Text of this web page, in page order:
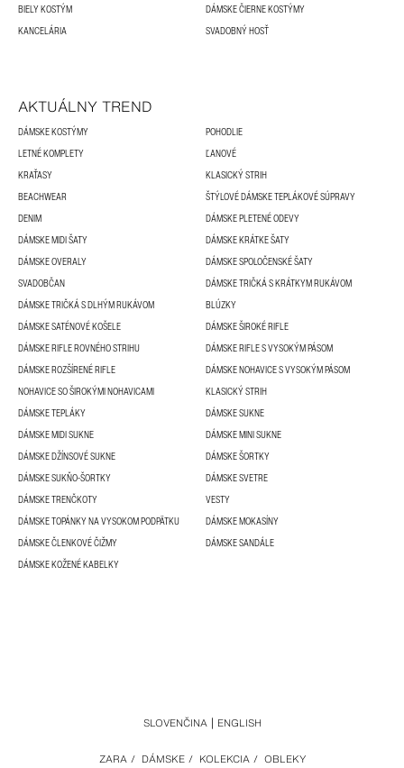
BIELY KOSTÝM
DÁMSKE ČIERNE KOSTÝMY
KANCELÁRIA
SVADOBNÝ HOSŤ
AKTUÁLNY TREND
DÁMSKE KOSTÝMY
POHODLIE
LETNÉ KOMPLETY
ĽANOVÉ
KRAŤASY
KLASICKÝ STRIH
BEACHWEAR
ŠTÝLOVÉ DÁMSKE TEPLÁKOVÉ SÚPRAVY
DENIM
DÁMSKE PLETENÉ ODEVY
DÁMSKE MIDI ŠATY
DÁMSKE KRÁTKE ŠATY
DÁMSKE OVERALY
DÁMSKE SPOLOČENSKÉ ŠATY
SVADOBČAN
DÁMSKE TRIČKÁ S KRÁTKYM RUKÁVOM
DÁMSKE TRIČKÁ S DLHÝM RUKÁVOM
BLÚZKY
DÁMSKE SATÉNOVÉ KOŠELE
DÁMSKE ŠIROKÉ RIFLE
DÁMSKE RIFLE ROVNÉHO STRIHU
DÁMSKE RIFLE S VYSOKÝM PÁSOM
DÁMSKE ROZŠÍRENÉ RIFLE
DÁMSKE NOHAVICE S VYSOKÝM PÁSOM
NOHAVICE SO ŠIROKÝMI NOHAVICAMI
KLASICKÝ STRIH
DÁMSKE TEPLÁKY
DÁMSKE SUKNE
DÁMSKE MIDI SUKNE
DÁMSKE MINI SUKNE
DÁMSKE DŽÍNSOVÉ SUKNE
DÁMSKE ŠORTKY
DÁMSKE SUKŇO-ŠORTKY
DÁMSKE SVETRE
DÁMSKE TRENČKOTY
VESTY
DÁMSKE TOPÁNKY NA VYSOKOM PODPÄTKU
DÁMSKE MOKASÍNY
DÁMSKE ČLENKOVÉ ČIŽMY
DÁMSKE SANDÁLE
DÁMSKE KOŽENÉ KABELKY
ZARA / DÁMSKE / KOLEKCIA / OBLEKY
SLOVENČINA ENGLISH